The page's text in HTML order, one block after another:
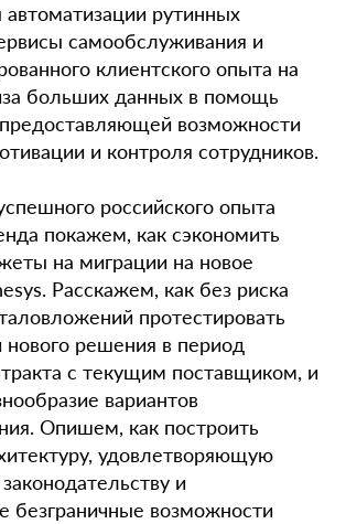
рутинных
самообслуживания и
клиентского опыта на
больших данных в помощь
возможности
и контроля сотрудников.
российского опыта
покажем, как сэкономить
на миграции на новое
Расскажем, как без риска
протестировать
решения в период
с текущим поставщиком, и
вариантов
Опишем, как построить
удовлетворяющую
и
безграничные возможности